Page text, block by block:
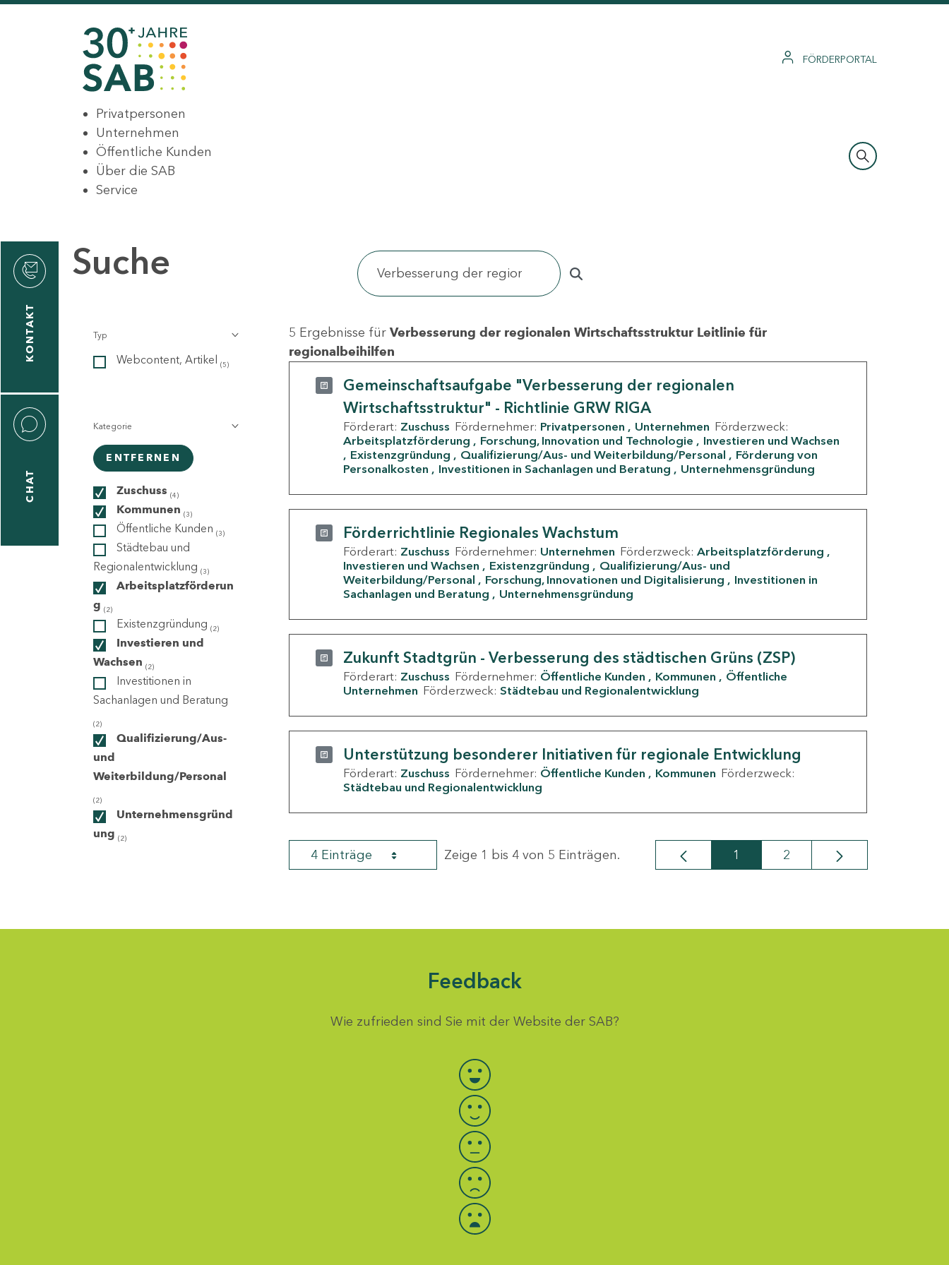
FÖRDERPORTAL
Privatpersonen
Unternehmen
Öffentliche Kunden
Über die SAB
Service
KONTAKT
CHAT
Suche
Typ
Webcontent, Artikel (5)
Kategorie
ENTFERNEN
Zuschuss (4)
Kommunen (3)
Öffentliche Kunden (3)
Städtebau und
Regionalentwicklung (3)
Arbeitsplatzförderun
g (2)
Existenzgründung (2)
Investieren und
Wachsen (2)
Investitionen in
Sachanlagen und Beratung
(2)
Qualifizierung/Aus-
und
Weiterbildung/Personal
(2)
Unternehmensgründ
ung (2)
5 Ergebnisse für Verbesserung der regionalen Wirtschaftsstruktur Leitlinie für
regionalbeihilfen
Gemeinschaftsaufgabe "Verbesserung der regionalen
Wirtschaftsstruktur" - Richtlinie GRW RIGA
Förderart: Zuschuss Fördernehmer: Privatpersonen Unternehmen Förderzweck:
Arbeitsplatzförderung
Forschung, Innovation und Technologie
Investieren und Wachsen
Existenzgründung
Qualifizierung/Aus- und Weiterbildung/Personal
Förderung von
Personalkosten
Investitionen in Sachanlagen und Beratung Unternehmensgründung
Förderrichtlinie Regionales Wachstum
Förderart: Zuschuss Fördernehmer: Unternehmen Förderzweck: Arbeitsplatzförderung
Investieren und Wachsen
Existenzgründung
Qualifizierung/Aus- und
Weiterbildung/Personal
Forschung, Innovationen und Digitalisierung
Investitionen in
Sachanlagen und Beratung
Unternehmensgründung
Zukunft Stadtgrün - Verbesserung des städtischen Grüns (ZSP)
Förderart: Zuschuss Fördernehmer: Öffentliche Kunden Kommunen
Öffentliche
Unternehmen Förderzweck: Städtebau und Regionalentwicklung
Unterstützung besonderer Initiativen für regionale Entwicklung
Förderart: Zuschuss Fördernehmer: Öffentliche Kunden Kommunen Förderzweck:
Städtebau und Regionalentwicklung
4 Einträge Zeige 1 bis 4 von 5 Einträgen. Seite
1 Seite
2
Feedback
Wie zufrieden sind Sie mit der Website der SAB?
Bewertung auswählen